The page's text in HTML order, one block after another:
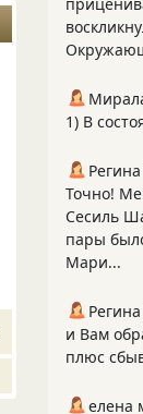
1) В
Точно!
Сесиль
пары
Мари...
и Вам
плюс
елена